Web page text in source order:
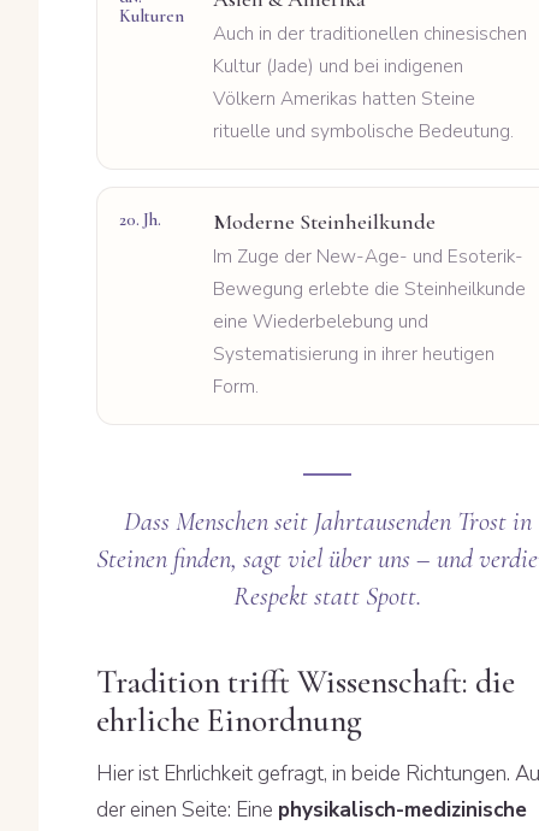
Kulturen
Auch in der traditionellen chinesischen
Kultur (Jade) und bei indigenen
Völkern Amerikas hatten Steine
rituelle und symbolische Bedeutung.
20. Jh. Moderne Steinheilkunde
Im Zuge der New-Age- und Esoterik-
Bewegung erlebte die Steinheilkunde
eine Wiederbelebung und
Systematisierung in ihrer heutigen
Form.
Dass Menschen seit Jahrtausenden Trost in
Steinen finden, sagt viel über uns – und
Respekt statt Spott.
Tradition trifft Wissenschaft: die
ehrliche Einordnung
Hier ist Ehrlichkeit gefragt, in beide Richtungen.
der einen Seite: Eine physikalisch-medizinische